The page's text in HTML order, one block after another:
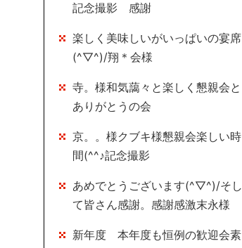
記念撮影 感謝
楽しく美味しいがいっぱいの宴席
(^▽^)/翔＊会様
寺。様和気藹々と楽しく懇親会と
ありがとうの会
京。。様クブキ様懇親会楽しい時
間(^^♪記念撮影
あめでとうございます(^▽^)/そし
て皆さん感謝。感謝感激末永様
新年度 本年度も恒例の歓迎会素